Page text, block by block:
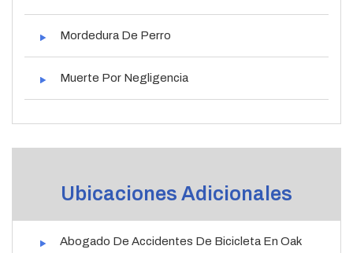
Mordedura De Perro
Muerte Por Negligencia
Ubicaciones Adicionales
Abogado De Accidentes De Bicicleta En Oak